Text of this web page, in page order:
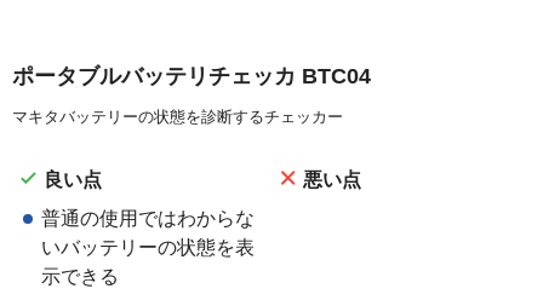
ポータブルバッテリチェッカ BTC04
マキタバッテリーの状態を診断するチェッカー
良い点
普通の使用ではわからな
いバッテリーの状態を表
示できる
悪い点